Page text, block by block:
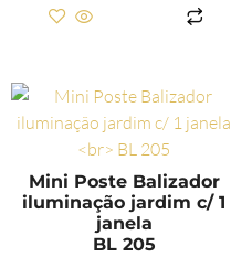
Mini Poste Balizador
iluminação jardim c/ 1
janela
BL 205